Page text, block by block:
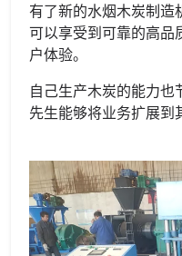
有了新的水烟木炭制造
可以享受到可靠的高
户体验。
自己生产木炭的能力
先生能够将业务扩展到